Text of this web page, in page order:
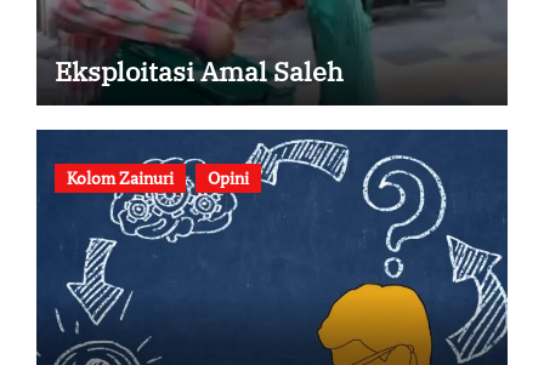
Eksploitasi Amal Saleh
Kolom Zainuri Opini